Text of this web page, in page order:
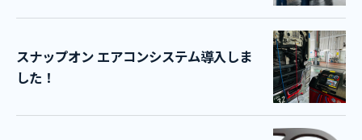
スナップオン エアコンシステム導入しま
した！